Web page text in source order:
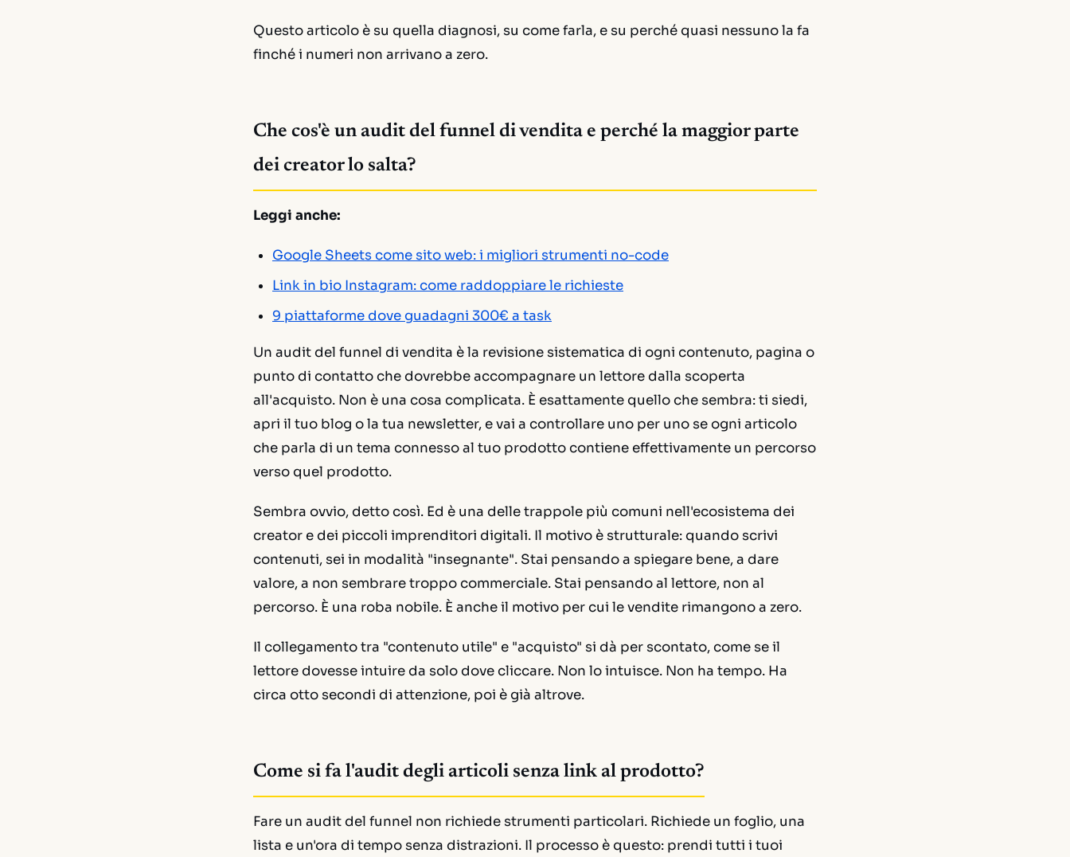
Questo articolo è su quella diagnosi, su come farla, e su perché quasi nessuno la fa
finché i numeri non arrivano a zero.
Che cos'è un audit del funnel di vendita e perché la maggior parte
dei creator lo salta?
Leggi anche:
Google Sheets come sito web: i migliori strumenti no-code
Link in bio Instagram: come raddoppiare le richieste
9 piattaforme dove guadagni 300€ a task
Un audit del funnel di vendita è la revisione sistematica di ogni contenuto, pagina o
punto di contatto che dovrebbe accompagnare un lettore dalla scoperta
all'acquisto. Non è una cosa complicata. È esattamente quello che sembra: ti siedi,
apri il tuo blog o la tua newsletter, e vai a controllare uno per uno se ogni articolo
che parla di un tema connesso al tuo prodotto contiene effettivamente un percorso
verso quel prodotto.
Sembra ovvio, detto così. Ed è una delle trappole più comuni nell'ecosistema dei
creator e dei piccoli imprenditori digitali. Il motivo è strutturale: quando scrivi
contenuti, sei in modalità "insegnante". Stai pensando a spiegare bene, a dare
valore, a non sembrare troppo commerciale. Stai pensando al lettore, non al
percorso. È una roba nobile. È anche il motivo per cui le vendite rimangono a zero.
Il collegamento tra "contenuto utile" e "acquisto" si dà per scontato, come se il
lettore dovesse intuire da solo dove cliccare. Non lo intuisce. Non ha tempo. Ha
circa otto secondi di attenzione, poi è già altrove.
Come si fa l'audit degli articoli senza link al prodotto?
Fare un audit del funnel non richiede strumenti particolari. Richiede un foglio, una
lista e un'ora di tempo senza distrazioni. Il processo è questo: prendi tutti i tuoi